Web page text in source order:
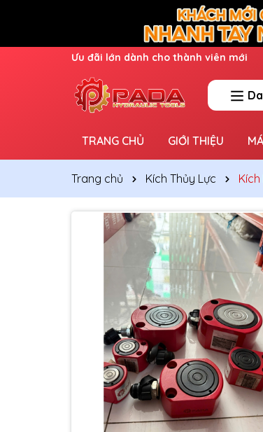
Ưu đãi lớn dành cho thành viên mới
TRANG CHỦ GIỚI THIỆU
Trang chủ Kích Thủy Lực Kích